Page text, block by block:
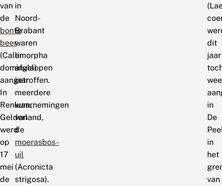
van
de
bonte
beer
(Callimorpha
dominula)
aangetroffen.
In
Renkum,
Gelderland,
werd
op
17
mei
de
in
Noord-
Brabant
waren
er
afgelopen
jaar
meerdere
waarnemingen
van
de
moerasbos-
uil
(Acronicta
strigosa).
dit
jaar
in
De
in
het
van